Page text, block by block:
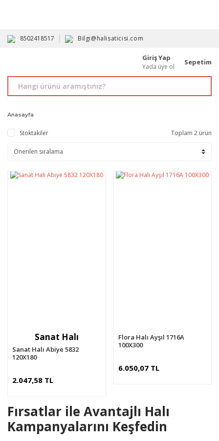
8502418517 Bilgi@halisaticisi.com
Giriş Yap
Yada üye ol
Sepetim
Anasayfa
Stoktakiler Toplam 2 ürün
Sanat Halı
Sanat Halı Abiye 5832
120X180
2.047,58 TL
Flora Halı Ayşıl 1716A
100X300
6.050,07 TL
Fırsatlar ile Avantajlı Halı
Kampanyalarını Keşfedin